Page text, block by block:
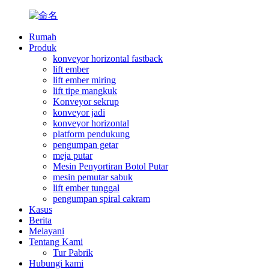
Rumah
Produk
konveyor horizontal fastback
lift ember
lift ember miring
lift tipe mangkuk
Konveyor sekrup
konveyor jadi
konveyor horizontal
platform pendukung
pengumpan getar
meja putar
Mesin Penyortiran Botol Putar
mesin pemutar sabuk
lift ember tunggal
pengumpan spiral cakram
Kasus
Berita
Melayani
Tentang Kami
Tur Pabrik
Hubungi kami